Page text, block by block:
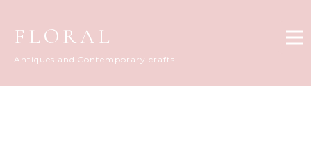
FLORAL
Antiques and Contemporary crafts